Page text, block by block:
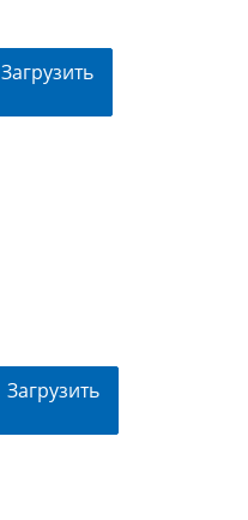
Загрузить
Загрузить